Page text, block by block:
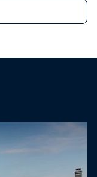
6 personer i 2
mulighet for å
spisestue,
dusj for å
hagen er det
med bord og